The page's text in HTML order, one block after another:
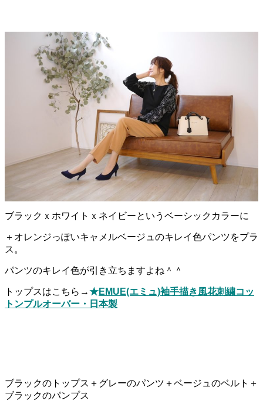
ブラックｘホワイトｘネイビーというベーシックカラーに
＋オレンジっぽいキャメルベージュのキレイ色パンツをプラ
ス。
パンツのキレイ色が引き立ちますよね＾＾
トップスはこちら→★EMUE(エミュ)袖手描き風花刺繍コッ
トンプルオーバー・日本製
ブラックのトップス＋グレーのパンツ＋ベージュのベルト＋
ブラックのパンプス